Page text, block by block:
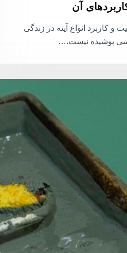
آن
و کاربرد انواع آینه در زندگی
پوشیده نیست.…